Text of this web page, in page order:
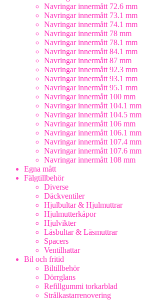
Navringar innermått 72.6 mm
Navringar innermått 73.1 mm
Navringar innermått 74.1 mm
Navringar innermått 78 mm
Navringar innermått 78.1 mm
Navringar innermått 84.1 mm
Navringar innermått 87 mm
Navringar innermått 92.3 mm
Navringar innermått 93.1 mm
Navringar innermått 95.1 mm
Navringar innermått 100 mm
Navringar innermått 104.1 mm
Navringar innermått 104.5 mm
Navringar innermått 106 mm
Navringar innermått 106.1 mm
Navringar innermått 107.4 mm
Navringar innermått 107.6 mm
Navringar innermått 108 mm
Egna mått
Fälgtillbehör
Diverse
Däckventiler
Hjulbultar & Hjulmuttrar
Hjulmutterkåpor
Hjulvikter
Låsbultar & Låsmuttrar
Spacers
Ventilhattar
Bil och fritid
Biltillbehör
Dörrglans
Refillgummi torkarblad
Strålkastarrenovering